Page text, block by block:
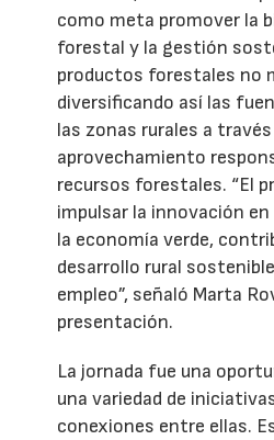
como meta promover la
forestal y la gestión
productos forestales no
diversificando así las
las zonas rurales a través
aprovechamiento
recursos forestales. “El
impulsar la innovación
la economía verde,
desarrollo rural
empleo”, señaló Marta
presentación.
La jornada fue una
una variedad de
conexiones entre ellas.